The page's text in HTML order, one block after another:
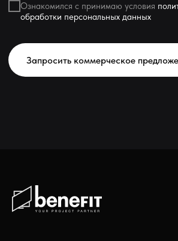
Ознакомился с принимаю условия
обработки персональных данных
Запросить коммерческое